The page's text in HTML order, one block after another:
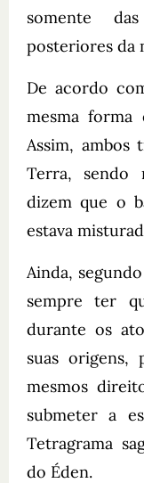
somente
posteriores da
De acordo
mesma
Assim, ambos
Terra, sendo
dizem que o
estava
Ainda,
sempre ter
durante os
suas origens,
mesmos
submeter a
Tetragrama
do Éden.